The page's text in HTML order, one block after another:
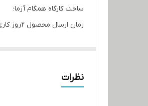
ساخت کارگاه همگام آزما؛
زمان ارسال محصول 2 روز کاری
نظرات